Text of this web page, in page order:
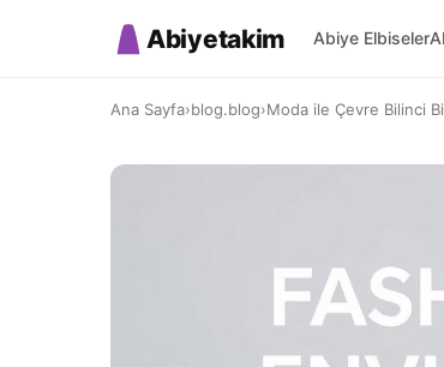
Abiyetakim Abiye Elbiseler
Ana Sayfa›blog.blog›Moda ile Çevre Bilinci